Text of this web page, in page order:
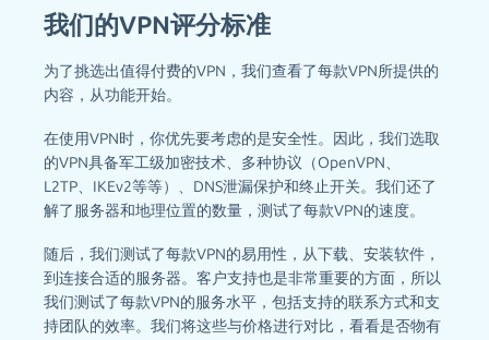
我们的VPN评分标准
为了挑选出值得付费的VPN，我们查看了每款VPN所提供的
内容，从功能开始。
在使用VPN时，你优先要考虑的是安全性。因此，我们选取
的VPN具备军工级加密技术、多种协议（OpenVPN、
L2TP、IKEv2等等）、DNS泄漏保护和终止开关。我们还了
解了服务器和地理位置的数量，测试了每款VPN的速度。
随后，我们测试了每款VPN的易用性，从下载、安装软件，
到连接合适的服务器。客户支持也是非常重要的方面，所以
我们测试了每款VPN的服务水平，包括支持的联系方式和支
持团队的效率。我们将这些与价格进行对比，看看是否物有